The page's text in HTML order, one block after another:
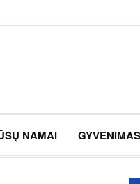
NAMAI GYVENIMAS